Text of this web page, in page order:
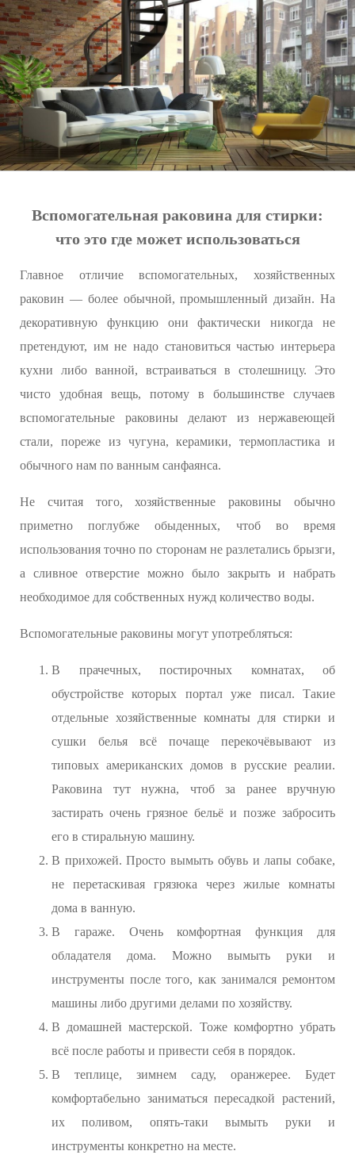
Вспомогательная раковина для стирки:
что это где может использоваться
Главное отличие вспомогательных, хозяйственных
раковин — более обычной, промышленный дизайн. На
декоративную функцию они фактически никогда не
претендуют, им не надо становиться частью интерьера
кухни либо ванной, встраиваться в столешницу. Это
чисто удобная вещь, потому в большинстве случаев
вспомогательные раковины делают из нержавеющей
стали, пореже из чугуна, керамики, термопластика и
обычного нам по ванным санфаянса.
Не считая того, хозяйственные раковины обычно
приметно поглубже обыденных, чтоб во время
использования точно по сторонам не разлетались брызги,
а сливное отверстие можно было закрыть и набрать
необходимое для собственных нужд количество воды.
Вспомогательные раковины могут употребляться:
В прачечных, постирочных комнатах, об
обустройстве которых портал уже писал. Такие
отдельные хозяйственные комнаты для стирки и
сушки белья всё почаще перекочёвывают из
типовых американских домов в русские реалии.
Раковина тут нужна, чтоб за ранее вручную
застирать очень грязное бельё и позже забросить
его в стиральную машину.
В прихожей. Просто вымыть обувь и лапы собаке,
не перетаскивая грязюка через жилые комнаты
дома в ванную.
В гараже. Очень комфортная функция для
обладателя дома. Можно вымыть руки и
инструменты после того, как занимался ремонтом
машины либо другими делами по хозяйству.
В домашней мастерской. Тоже комфортно убрать
всё после работы и привести себя в порядок.
В теплице, зимнем саду, оранжерее. Будет
комфортабельно заниматься пересадкой растений,
их поливом, опять-таки вымыть руки и
инструменты конкретно на месте.